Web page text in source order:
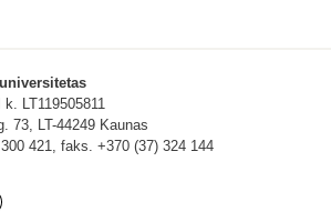
LT119505811
73, LT-44249 Kaunas
421, faks. +370 (37) 324 144